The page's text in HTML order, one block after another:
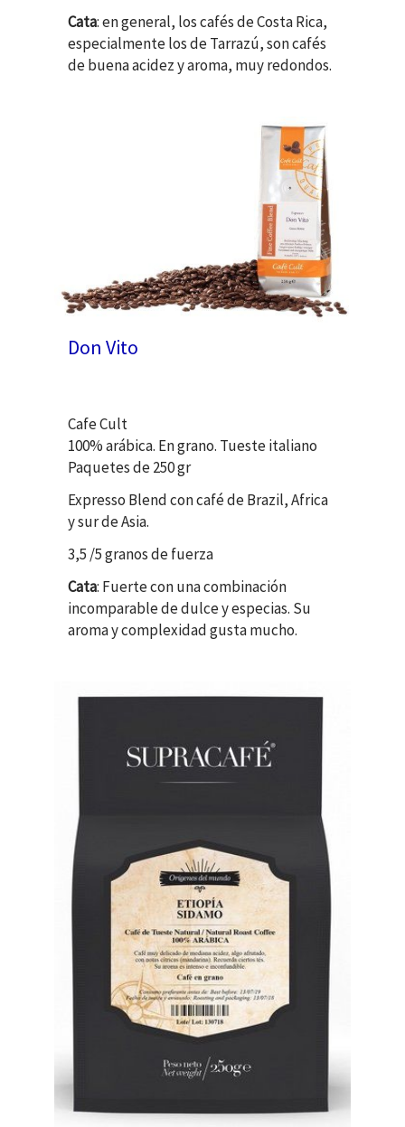
Cata: en general, los cafés de Costa Rica,
especialmente los de Tarrazú, son cafés
de buena acidez y aroma, muy redondos.
Don Vito
Cafe Cult
100% arábica. En grano. Tueste italiano
Paquetes de 250 gr
Expresso Blend con café de Brazil, Africa
y sur de Asia.
3,5 /5 granos de fuerza
Cata: Fuerte con una combinación
incomparable de dulce y especias. Su
aroma y complexidad gusta mucho.